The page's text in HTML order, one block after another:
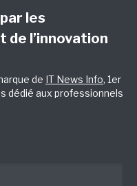
les
de l’innovation
de IT News Info, 1er
dédié aux professionnels